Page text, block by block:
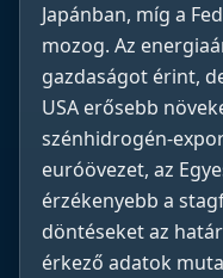
Japánban, míg a
mozog. Az
gazdaságot érint,
USA erősebb
szénhidrogén-
euróövezet, az
érzékenyebb a
döntéseket az
érkező adatok